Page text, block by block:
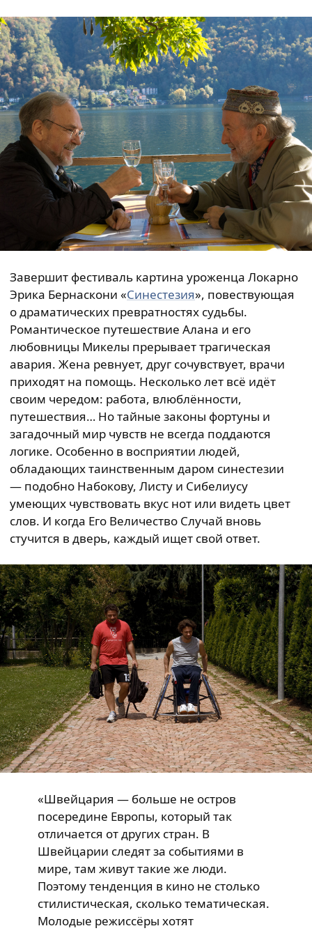
Завершит фестиваль картина уроженца Локарно
Эрика Бернаскони «Синестезия», повествующая
о драматических превратностях судьбы.
Романтическое путешествие Алана и его
любовницы Микелы прерывает трагическая
авария. Жена ревнует, друг сочувствует, врачи
приходят на помощь. Несколько лет всё идёт
своим чередом: работа, влюблённости,
путешествия… Но тайные законы фортуны и
загадочный мир чувств не всегда поддаются
логике. Особенно в восприятии людей,
обладающих таинственным даром синестезии
— подобно Набокову, Листу и Сибелиусу
умеющих чувствовать вкус нот или видеть цвет
слов. И когда Его Величество Случай вновь
стучится в дверь, каждый ищет свой ответ.
«Швейцария — больше не остров
посередине Европы, который так
отличается от других стран. В
Швейцарии следят за событиями в
мире, там живут такие же люди.
Поэтому тенденция в кино не столько
стилистическая, сколько тематическая.
Молодые режиссёры хотят